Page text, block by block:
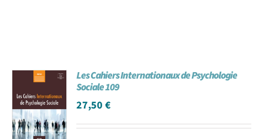
Les Cahiers Internationaux de Psychologie
Sociale 109
27,50€